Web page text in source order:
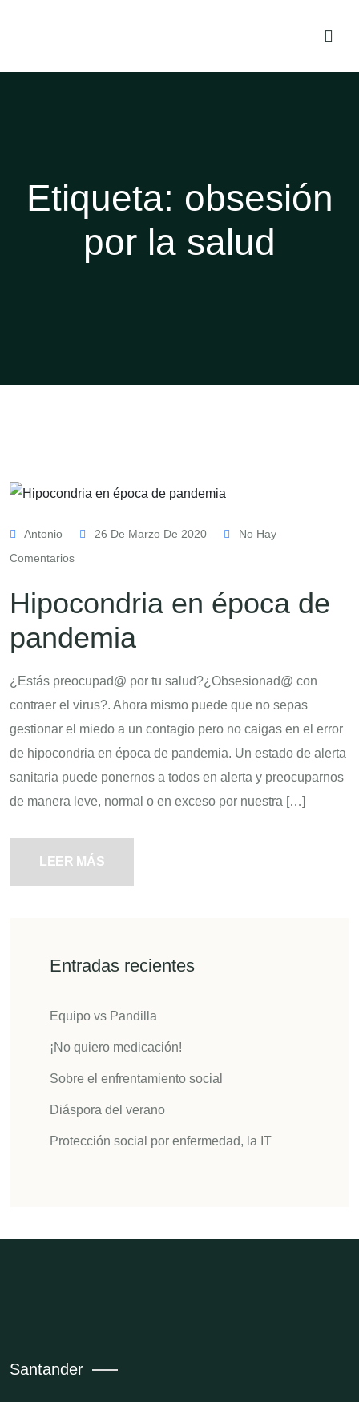
Etiqueta: obsesión
por la salud
Antonio 26 De Marzo De 2020
No Hay
Comentarios
Hipocondria en época de
pandemia
¿Estás preocupad@ por tu salud?¿Obsesionad@ con
contraer el virus?. Ahora mismo puede que no sepas
gestionar el miedo a un contagio pero no caigas en el error
de hipocondria en época de pandemia. Un estado de alerta
sanitaria puede ponernos a todos en alerta y preocuparnos
de manera leve, normal o en exceso por nuestra […]
LEER MÁS
Entradas recientes
Equipo vs Pandilla
¡No quiero medicación!
Sobre el enfrentamiento social
Diáspora del verano
Protección social por enfermedad, la IT
Santander